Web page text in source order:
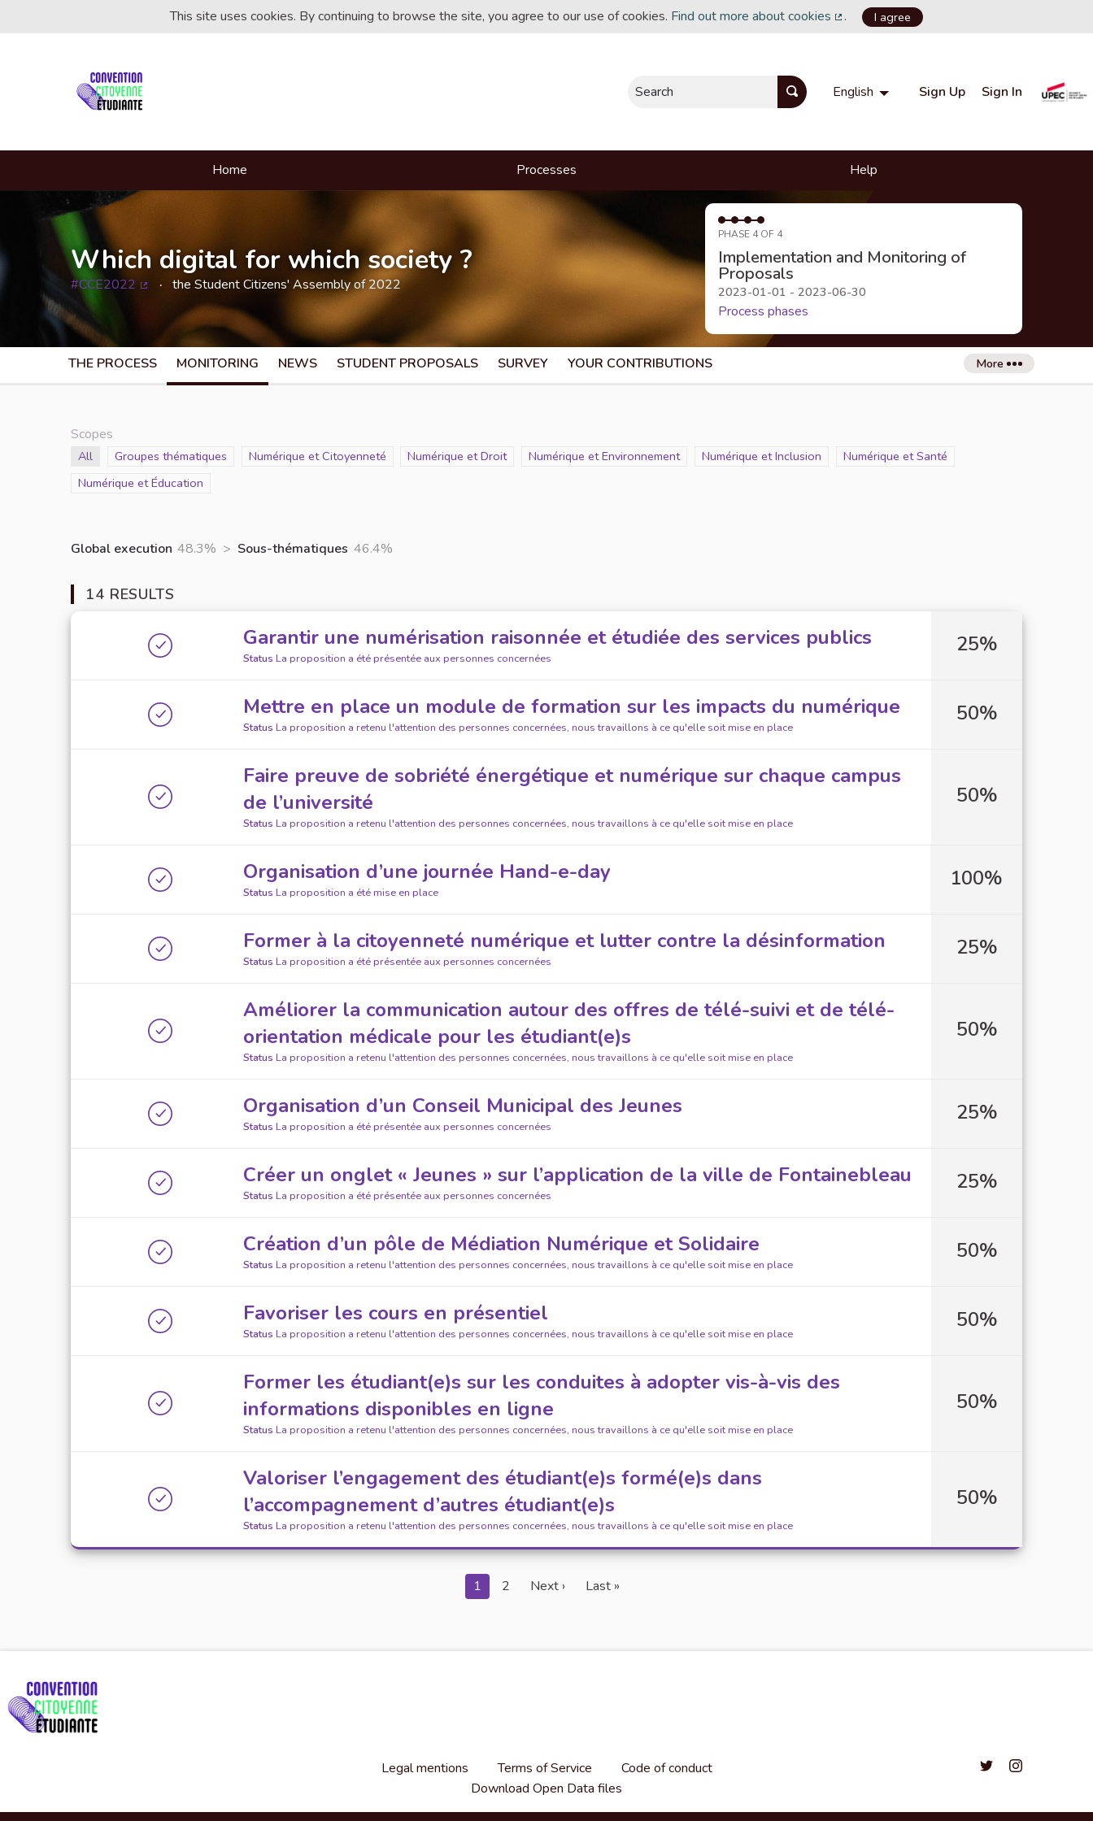
This site uses cookies. By continuing to browse the site, you agree to our use of cookies. Find out more about cookies
(External link)
. I agree
Search English Choisir la langue Choose language
Sign Up Sign In
Home Processes Help
Which digital for which society ?
#CCE2022 the Student Citizens' Assembly of 2022
PHASE 4 OF 4
Implementation and Monitoring of
Proposals
2023-01-01 - 2023-06-30
Process phases
THE PROCESS MONITORING NEWS STUDENT PROPOSALS SURVEY YOUR CONTRIBUTIONS More
Scopes
Scope
All Scope
Groupes thématiques Scope
Numérique et Citoyenneté Scope
Numérique et Droit Scope
Numérique et Environnement Scope
Numérique et Inclusion Scope
Numérique et Santé
Scope
Numérique et Éducation
Global execution 48.3% > Sous-thématiques 46.4%
14 RESULTS
Garantir une numérisation raisonnée et étudiée des services publics
Status La proposition a été présentée aux personnes concernées
25%
Mettre en place un module de formation sur les impacts du numérique
Status La proposition a retenu l'attention des personnes concernées, nous travaillons à ce qu'elle soit mise en place
50%
Faire preuve de sobriété énergétique et numérique sur chaque campus
de l’université
Status La proposition a retenu l'attention des personnes concernées, nous travaillons à ce qu'elle soit mise en place
50%
Organisation d’une journée Hand-e-day
Status La proposition a été mise en place
100%
Former à la citoyenneté numérique et lutter contre la désinformation
Status La proposition a été présentée aux personnes concernées
25%
Améliorer la communication autour des offres de télé-suivi et de télé-
orientation médicale pour les étudiant(e)s
Status La proposition a retenu l'attention des personnes concernées, nous travaillons à ce qu'elle soit mise en place
50%
Organisation d’un Conseil Municipal des Jeunes
Status La proposition a été présentée aux personnes concernées
25%
Créer un onglet « Jeunes » sur l’application de la ville de Fontainebleau
Status La proposition a été présentée aux personnes concernées
25%
Création d’un pôle de Médiation Numérique et Solidaire
Status La proposition a retenu l'attention des personnes concernées, nous travaillons à ce qu'elle soit mise en place
50%
Favoriser les cours en présentiel
Status La proposition a retenu l'attention des personnes concernées, nous travaillons à ce qu'elle soit mise en place
50%
Former les étudiant(e)s sur les conduites à adopter vis-à-vis des
informations disponibles en ligne
Status La proposition a retenu l'attention des personnes concernées, nous travaillons à ce qu'elle soit mise en place
50%
Valoriser l’engagement des étudiant(e)s formé(e)s dans
l’accompagnement d’autres étudiant(e)s
Status La proposition a retenu l'attention des personnes concernées, nous travaillons à ce qu'elle soit mise en place
50%
1 2 Next › Last »
Legal mentions Terms of Service
Code of conduct
Download Open Data files
Convention
Convention